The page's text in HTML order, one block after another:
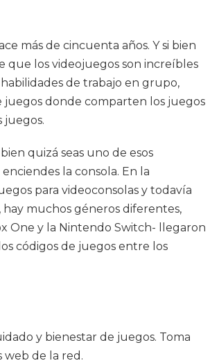
más de cincuenta años. Y si bien
que los videojuegos son increíbles
de trabajo en grupo,
juegos donde comparten los juegos
juegos.
quizá seas uno de esos
la consola. En la
para videoconsolas y todavía
hay muchos géneros diferentes,
One y la Nintendo Switch- llegaron
códigos de juegos entre los
y bienestar de juegos. Toma
web de la red.